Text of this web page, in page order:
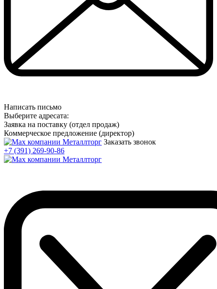
Написать письмо
Выберите адресата:
Заявка на поставку (отдел продаж)
Коммерческое предложение (директор)
Заказать звонок
+7 (391) 269-90-86